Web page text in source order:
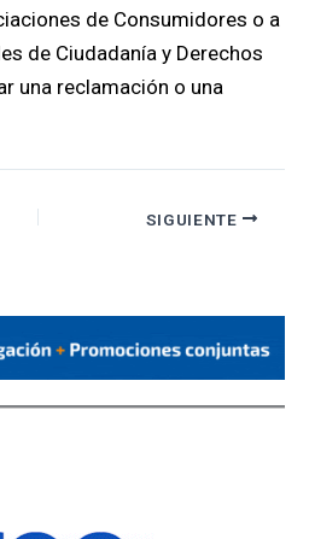
de Consumidores o a
de Ciudadanía y Derechos
una reclamación o una
SIGUIENTE